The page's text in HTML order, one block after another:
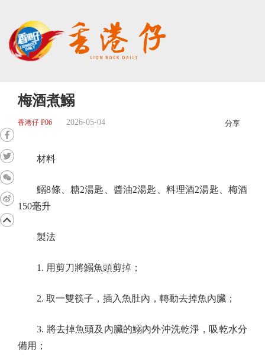
梅酒煮鰯
香港仔 P06 2026-05-04 分享
材料
鰯8條、糖2湯匙、醬油2湯匙、料理酒2湯匙、梅酒
150毫升
製法
1. 用剪刀將鰯魚頭剪掉；
2. 取一雙筷子，插入魚肚內，轉動去掉魚內臟；
3. 將去掉魚頭及內臟的鰯內外沖洗乾淨，吸乾水分
備用；